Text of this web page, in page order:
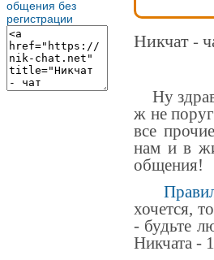
Никчат -
Ну
ж не
все
нам и в
общения!
хочется,
- будьте
Никчата -